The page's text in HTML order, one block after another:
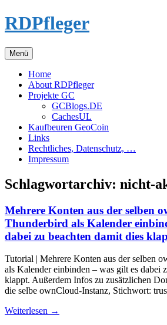
Zum
Inhalt
RDPfleger
Menü
Home
About RDPfleger
Projekte GC
GCBlogs.DE
CachesUL
Kaufbeuren GeoCoin
Links
Rechtliches, Datenschutz, …
Impressum
Schlagwortarchiv: nicht-
Mehrere Konten aus der selben
Thunderbird als Kalender
dabei zu beachten damit dies
Tutorial | Mehrere Konten aus der selben
als Kalender einbinden – was gilt es dabei
klappt. Außerdem Infos zu zusätzlichen
die selbe ownCloud-Instanz, Stichwort:
Weiterlesen →